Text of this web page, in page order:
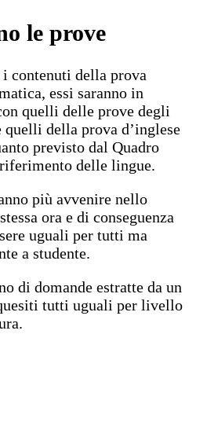
le prove
contenuti della prova
essi saranno in
quelli delle prove degli
quelli della prova d’inglese
previsto dal Quadro
delle lingue.
più avvenire nello
ora e di conseguenza
uguali per tutti ma
a studente.
di domande estratte da un
tutti uguali per livello